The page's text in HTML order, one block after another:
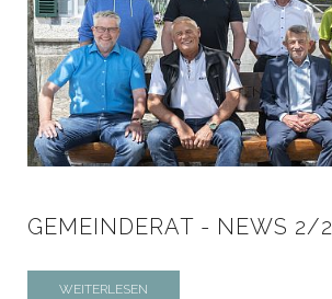
GEMEINDERAT - NEWS 2/
WEITERLESEN